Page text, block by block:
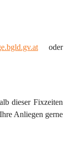
oder
dieser Fixzeiten
Anliegen gerne